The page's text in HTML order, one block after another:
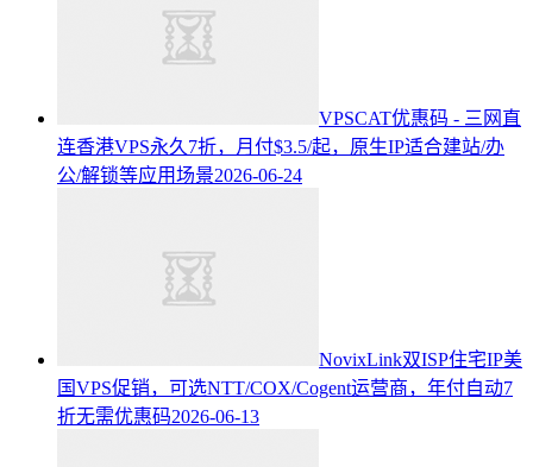
VPSCAT优惠码 - 三网直
连香港VPS永久7折，月付$3.5/起，原生IP适合建站/办
公/解锁等应用场景2026-06-24
NovixLink双ISP住宅IP美
国VPS促销，可选NTT/COX/Cogent运营商，年付自动7
折无需优惠码2026-06-13